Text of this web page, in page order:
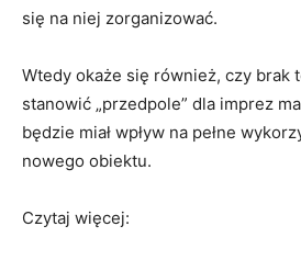
się na niej zorganizować.
Wtedy okaże się również, czy brak
stanowić „przedpole” dla imprez
będzie miał wpływ na pełne
nowego obiektu.
Czytaj więcej: